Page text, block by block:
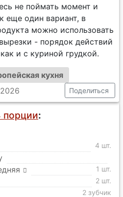
не поймать момент и
еще один вариант, в
можно использовать
- порядок действий
и с куриной грудкой.
кухня
Поделиться
порции:
4 шт.
1 шт.
2 шт.
2 зубчик